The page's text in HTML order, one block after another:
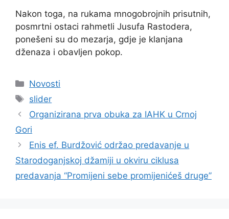
Nakon toga, na rukama mnogobrojnih prisutnih,
posmrtni ostaci rahmetli Jusufa Rastodera,
ponešeni su do mezarja, gdje je klanjana
dženaza i obavljen pokop.
Kategorije
Novosti
Oznake
slider
Organizirana prva obuka za IAHK u Crnoj
Gori
Enis ef. Burdžović održao predavanje u
Starodoganjskoj džamiji u okviru ciklusa
predavanja “Promijeni sebe promijenićeš druge”